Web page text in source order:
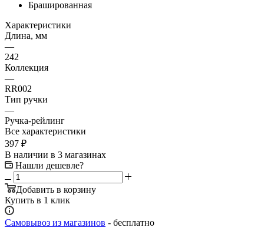
Брашированная
Характеристики
Длина, мм
—
242
Коллекция
—
RR002
Тип ручки
—
Ручка-рейлинг
Все характеристики
397 ₽
В наличии в 3 магазинах
Нашли дешевле?
Добавить в корзину
Купить в 1 клик
Самовывоз из магазинов - бесплатно